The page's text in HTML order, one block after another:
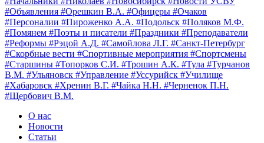
#Объявления #Орешкин В.А. #Офицеры #Очаков
#Персоналии #Пироженко А.А. #Подольск #Поляков М.Ф.
#Помянем #Поэты и писатели #Праздники #Преподаватели
#Реформы #Рэцой А.Д. #Самойлова Л.Г. #Санкт-Петербург
#Скорбные вести #Спортивные мероприятия #Спортсмены
#Старшины #Топорков С.И. #Трошин А.К. #Тула #Турчанов
В.М. #Ульяновск #Управление #Уссурийск #Училище
#Хабаровск #Хренин В.Г. #Чайка Н.Н. #Черненок П.Н.
#Щербович В.М.
О нас
Новости
Статьи